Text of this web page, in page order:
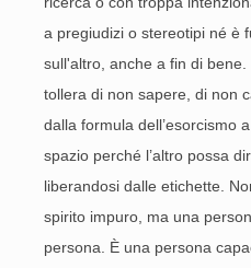
a pregiudizi o stereotipi né è
sull'altro, anche a fin di
tollera di non sapere, di non
dalla formula dell’esorcismo
spazio perché l’altro possa
liberandosi dalle etichette.
spirito impuro, ma una
persona. È una persona